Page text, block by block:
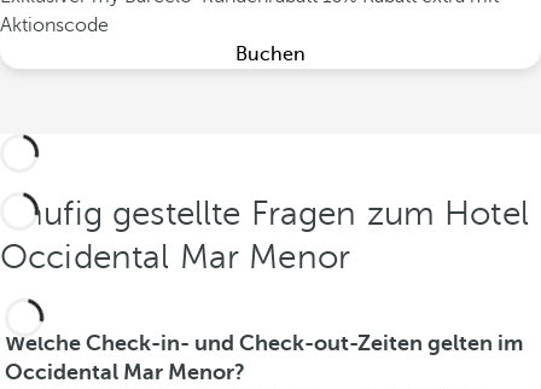
Aktionscode
Buchen
Häufig gestellte Fragen zum Hotel
Occidental Mar Menor
Welche Check-in- und Check-out-Zeiten gelten im
Occidental Mar Menor?